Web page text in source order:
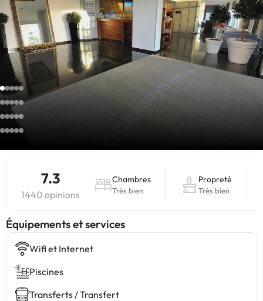
7.3
1440 opinions
Chambres
Très bien
Propreté
Très bien
​Équipements et services
Wifi et Internet
Piscines
Transferts / Transfert